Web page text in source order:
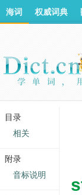
海词 权威词典
目录
相关
附录
音标说明